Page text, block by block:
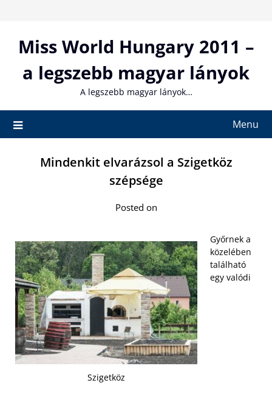
contentMiss World Hungary 2011 –
a legszebb magyar lányok
A legszebb magyar lányok…
Menu
Mindenkit elvarázsol a Szigetköz
szépsége
Posted on
Szigetköz
Győrnek a
közelében
található
egy valódi